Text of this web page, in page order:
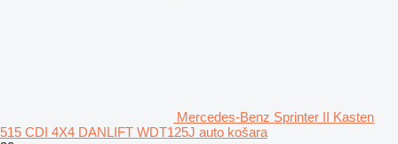
Mercedes-Benz Sprinter II Kasten
515 CDI 4X4 DANLIFT WDT125J auto košara